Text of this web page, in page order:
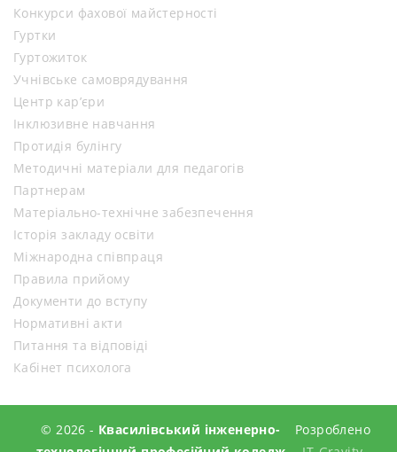
Конкурси фахової майстерності
Гуртки
Гуртожиток
Учнівське самоврядування
Центр кар’єри
Інклюзивне навчання
Протидія булінгу
Методичні матеріали для педагогів
Партнерам
Матеріально-технічне забезпечення
Історія закладу освіти
Міжнародна співпраця
Правила прийому
Документи до вступу
Нормативні акти
Питання та відповіді
Кабінет психолога
© 2026 - Квасилівський інженерно-
Розроблено